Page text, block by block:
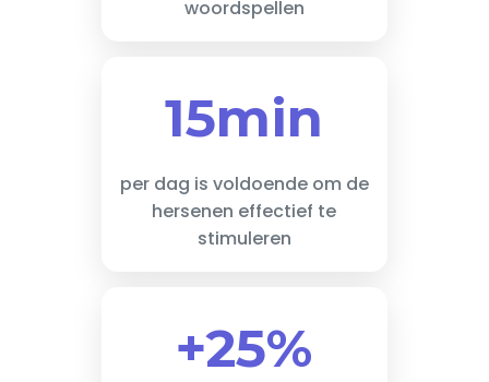
woordspellen
15min
per dag is voldoende om de
hersenen effectief te
stimuleren
+25%